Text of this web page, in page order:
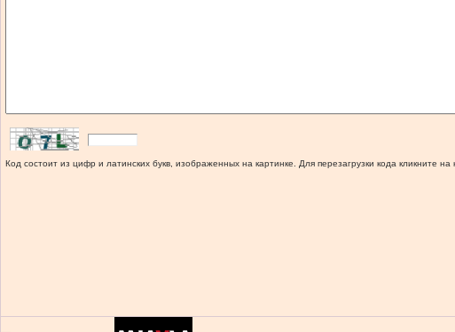
Код состоит из цифр и латинских букв, изображенных на картинке. Для перезагрузки кода кликните на